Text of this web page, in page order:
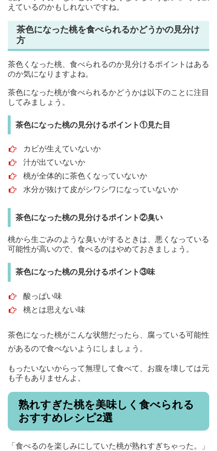
えているのかもしれないですね。
茶色になった桃を食べられるかどうかの見分け
方
茶色くなった桃、食べられるのか見分けるポイントはある
のか気になりますよね。
茶色になった桃が食べられるかどうかは以下のことに注目
してみましょう。
茶色になった桃の見分けるポイント①見た目
カビが生えていないか
汁が出ていないか
桃が全体的に茶色くなっていないか
水分が抜けて皮がシワシワになっていないか
茶色になった桃の見分けるポイント②臭い
桃から生ごみのような臭いがするときは、悪くなっている
可能性が高いので、食べるのはやめておきましょう。
茶色になった桃の見分けるポイント③味
酸っぱい味
桃とは思えない味
茶色になった桃がこんな状態だったら、腐っている可能性
があるので食べないようにしましょう。
もったいないからって無理して食べて、お腹を壊しては元
も子もありませんよ。
熟れすぎた桃を美味しく食べられる
おすすめレシピ2選
「食べるのを楽しみにしていた桃が熟れすぎちゃった。」